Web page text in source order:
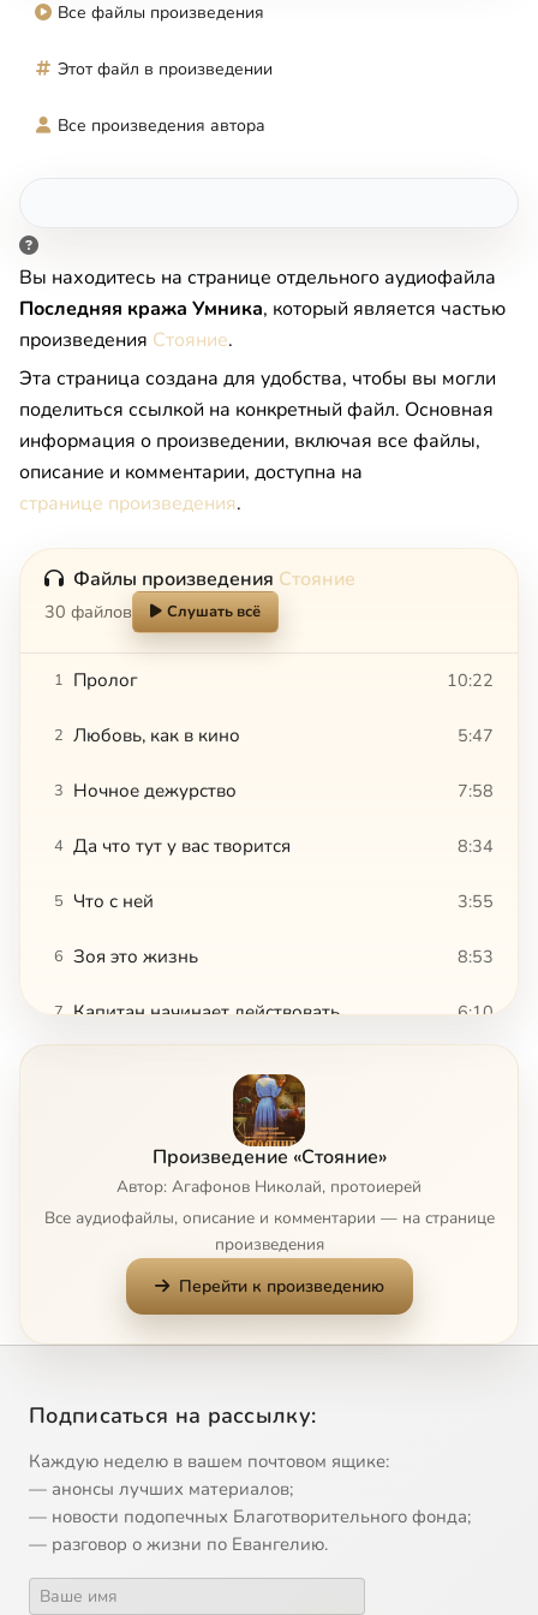
Все файлы произведения
Этот файл в произведении
Все произведения автора
Вы находитесь на странице отдельного аудиофайла
Последняя кража Умника, который является частью
произведения Стояние.
Эта страница создана для удобства, чтобы вы могли
поделиться ссылкой на конкретный файл. Основная
информация о произведении, включая все файлы,
описание и комментарии, доступна на
странице произведения.
Файлы произведения Стояние
30 файлов Слушать всё
1 Пролог 10:22
2 Любовь, как в кино 5:47
3 Ночное дежурство 7:58
4 Да что тут у вас творится 8:34
5 Что с ней 3:55
6 Зоя это жизнь 8:53
7 Капитан начинает действовать 6:10
Ты плачешь доченька
Уполномоченный
Где же Он Бог 6:55
На трубном заводе
13 Что такое диффузия 7:47
15 У попа была собака
16 В храме 5:06
Произведение «Стояние»
Автор: Агафонов Николай, протоиерей
Все аудиофайлы, описание и комментарии — на странице
произведения
Перейти к произведению
Подписаться на рассылку:
Каждую неделю в вашем почтовом ящике:
— анонсы лучших материалов;
— новости подопечных Благотворительного фонда;
— разговор о жизни по Евангелию.